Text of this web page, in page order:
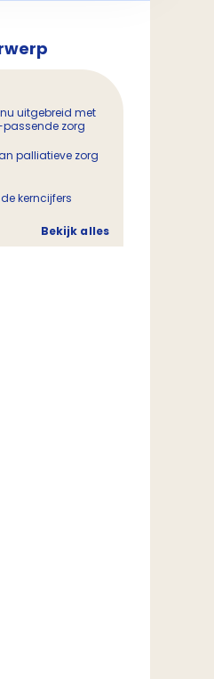
uitgebreid met
zorg
palliatieve zorg
kerncijfers
Bekijk alles